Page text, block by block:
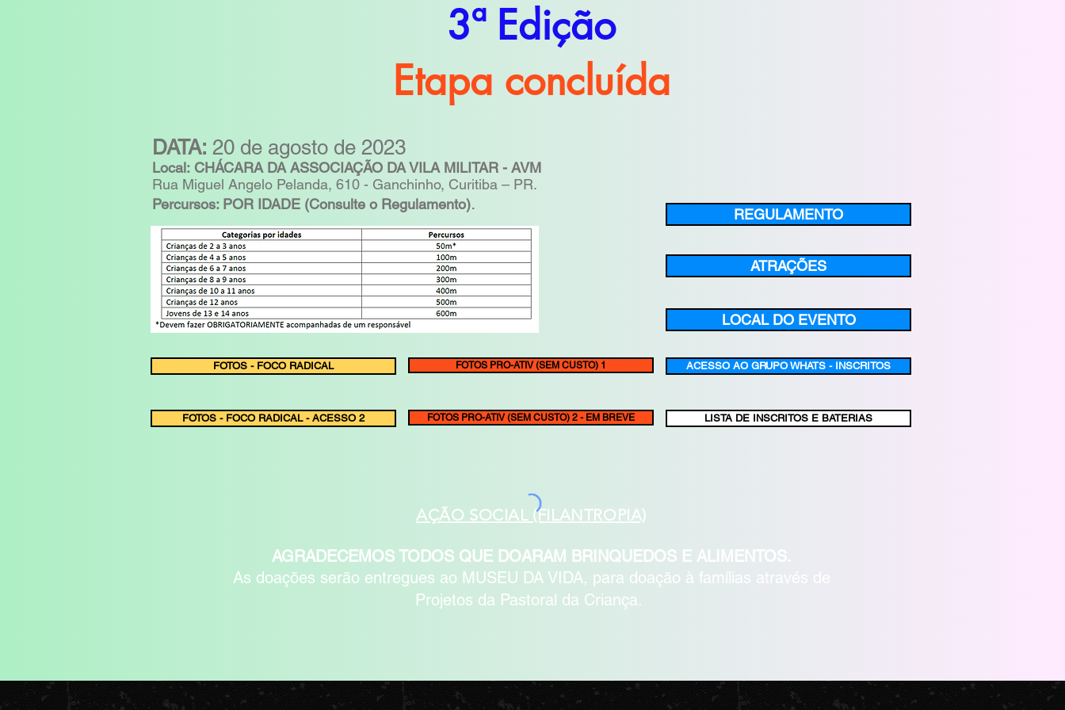
3ª Edição
Etapa concluída
DATA: 20 de agosto de 2023
Local: CHÁCARA DA ASSOCIAÇÃO DA VILA MILITAR - AVM
Rua Miguel Angelo Pelanda, 610 - Ganchinho, Curitiba – PR.
Percursos: POR IDADE (Consulte o Regulamento).
REGULAMENTO
ATRAÇÕES
LOCAL DO EVENTO
FOTOS - FOCO RADICAL FOTOS PRO-ATIV (SEM CUSTO) 1 ACESSO AO GRUPO WHATS - INSCRITOS
FOTOS - FOCO RADICAL - ACESSO 2 FOTOS PRO-ATIV (SEM CUSTO) 2 - EM BREVE LISTA DE INSCRITOS E BATERIAS
AÇÃO SOCIAL (FILANTROPIA)
AGRADECEMOS TODOS QUE DOARAM BRINQUEDOS E ALIMENTOS.
As doações serão entregues ao MUSEU DA VIDA, para doação à famílias através de
Projetos da Pastoral da Criança.